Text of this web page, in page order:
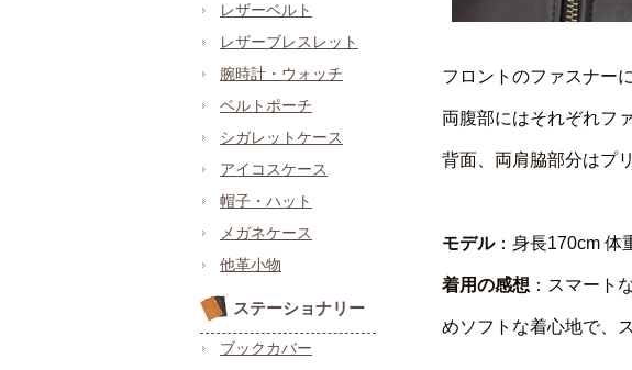
レザーベルト
レザーブレスレット
腕時計・ウォッチ
ベルトポーチ
シガレットケース
アイコスケース
帽子・ハット
メガネケース
他革小物
ステーショナリー
ブックカバー
フロントのファスナー
両腹部にはそれぞれフ
背面、両肩脇部分はプ
モデル：身長170cm 体
着用の感想 ：スマート
めソフトな着心地で、